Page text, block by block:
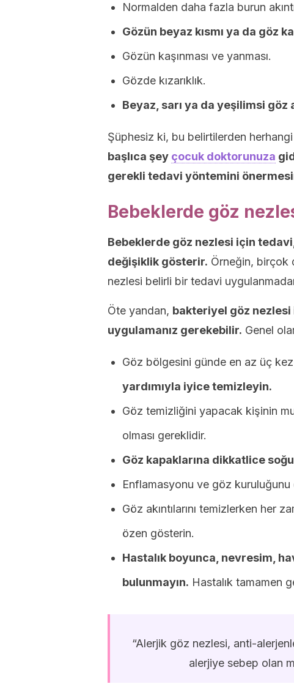
Normalden daha fazla burun
Gözün beyaz kısmı ya da göz
Gözün kaşınması ve yanması.
Gözde kızarıklık.
Beyaz, sarı ya da yeşilimsi göz
Şüphesiz ki, bu belirtilerden
başlıca şey çocuk doktorunuza
gerekli tedavi yöntemini
Bebeklerde göz
Bebeklerde göz nezlesi için
değişiklik gösterir. Örneğin, birçok
nezlesi belirli bir tedavi
Öte yandan, bakteriyel göz nezlesi
uygulamanız gerekebilir. Genel
Göz bölgesini günde en az üç kez
yardımıyla iyice temizleyin.
Göz temizliğini yapacak kişinin
olması gereklidir.
Göz kapaklarına dikkatlice
Enflamasyonu ve göz kuruluğunu
Göz akıntılarını temizlerken her
özen gösterin.
Hastalık boyunca, nevresim,
bulunmayın. Hastalık tamamen
“Alerjik göz nezlesi, anti-
alerjiye sebep olan